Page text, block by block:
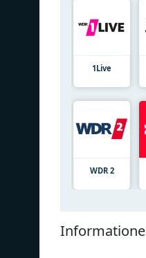
1Live
WDR 2